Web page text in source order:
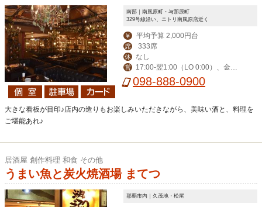
南部｜南風原町・与那原町
329号線沿い、ニトリ南風原店近く
￥ 平均予算 2,000円台
席 333席
休 なし
営
17:00-翌1:00（LO 0:00）、金土
祝前17:00-翌2:00（LO 翌1:00）
098-888-0900
大きな看板が目印♪店内の造りもお楽しみいただきながら、美味い酒と、料理を
ご堪能あれ♪
居酒屋 創作料理 和食 その他
うまい魚と炭火焼酒場 まてつ
那覇市内｜久茂地・松尾